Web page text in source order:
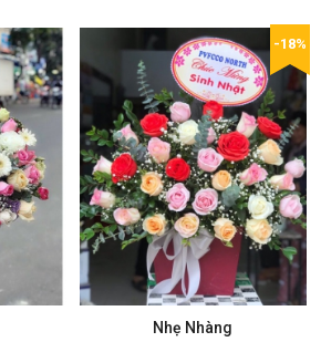
Nhẹ Nhàng
-18%
Mua ngay